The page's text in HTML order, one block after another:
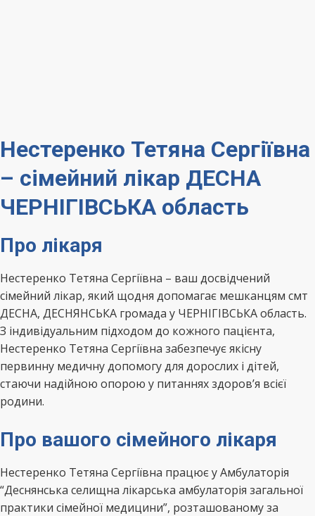
Нестеренко Тетяна Сергіївна
– сімейний лікар ДЕСНА
ЧЕРНІГІВСЬКА область
Про лікаря
Нестеренко Тетяна Сергіївна – ваш досвідчений
сімейний лікар, який щодня допомагає мешканцям смт
ДЕСНА, ДЕСНЯНСЬКА громада у ЧЕРНІГІВСЬКА область.
З індивідуальним підходом до кожного пацієнта,
Нестеренко Тетяна Сергіївна забезпечує якісну
первинну медичну допомогу для дорослих і дітей,
стаючи надійною опорою у питаннях здоров’я всієї
родини.
Про вашого сімейного лікаря
Нестеренко Тетяна Сергіївна працює у Амбулаторія
“Деснянська селищна лікарська амбулаторія загальної
практики сімейної медицини”, розташованому за